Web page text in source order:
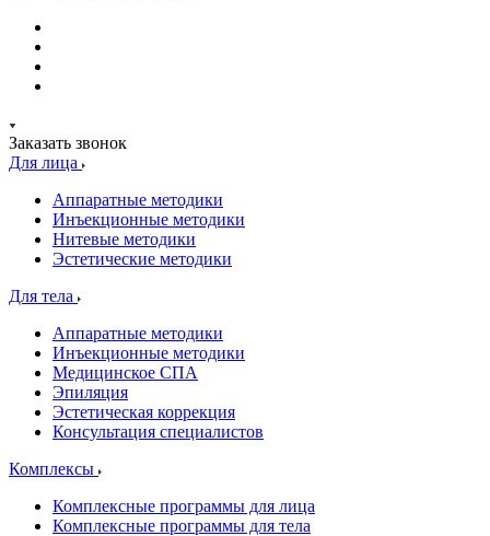
Заказать звонок
Для лица
Аппаратные методики
Инъекционные методики
Нитевые методики
Эстетические методики
Для тела
Аппаратные методики
Инъекционные методики
Медицинское СПА
Эпиляция
Эстетическая коррекция
Консультация специалистов
Комплексы
Комплексные программы для лица
Комплексные программы для тела